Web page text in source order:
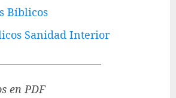
Bíblicos
Sanidad Interior
en PDF